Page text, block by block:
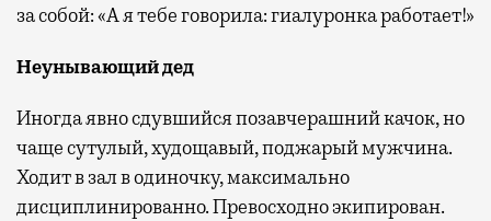
за собой: «А я тебе говорила: гиалуронка работает!»
Неунывающий дед
Иногда явно сдувшийся позавчерашний качок, но
чаще сутулый, худощавый, поджарый мужчина.
Ходит в зал в одиночку, максимально
дисциплинированно. Превосходно экипирован.